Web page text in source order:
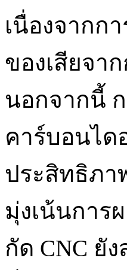
เนื่องจากก
ของเสียจา
นอกจากนี้
คาร์บอนได
ประสิทธิภ
มุ่งเน้นการ
กัด CNC ยั